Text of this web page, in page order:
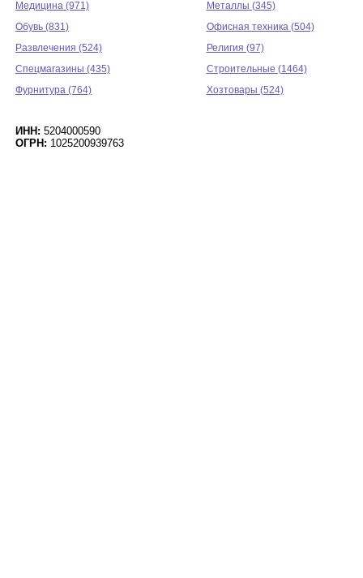
Медицина (971)
Металлы (345)
Обувь (831)
Офисная техника (504)
Развлечения (524)
Религия (97)
Спецмагазины (435)
Строительные (1464)
Фурнитура (764)
Хозтовары (524)
ИНН: 5204000590
ОГРН: 1025200939763